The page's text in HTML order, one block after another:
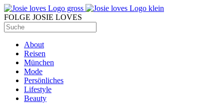
FOLGE JOSIE LOVES
About
Reisen
München
Mode
Persönliches
Lifestyle
Beauty